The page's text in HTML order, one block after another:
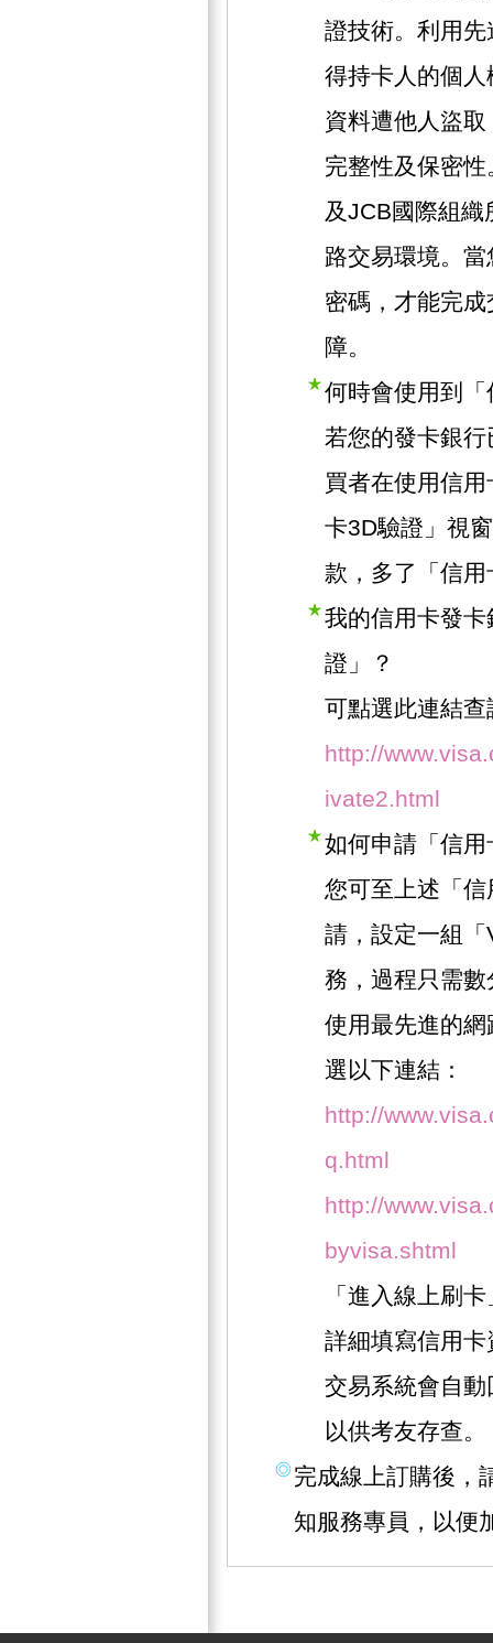
證技術。利用
得持卡人的個
資料遭他人盜
完整性及保密
及JCB國際組
路交易環境。
密碼，才能完
障。
何時會使用到
若您的發卡銀
買者在使用信
卡3D驗證」視
款，多了「信
我的信用卡發
證」？
可點選此連結查
http://
ivate2.html
如何申請「信
您可至上述「
請，設定一組
務，過程只需
使用最先進的
選以下連結：
http://
q.html
http://
byvisa.shtml
「進入線上刷
詳細填寫信用
交易系統會自
以供考友存查。
完成線上訂購後，
知服務專員，以便